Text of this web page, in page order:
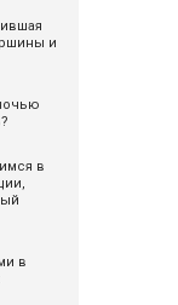
и
в
в